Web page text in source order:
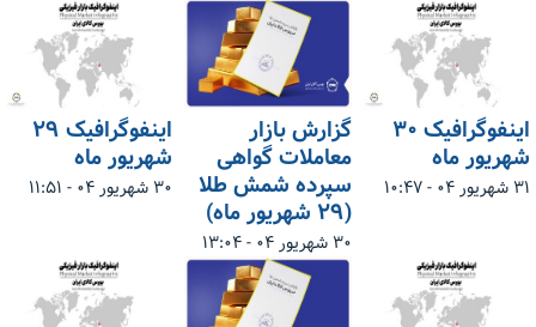
اینفوگرافیک ۳۰
شهریور ماه
۳۱ شهریور ۰۴ - ۱۰:۴۷
گزارش بازار
معاملات گواهی
سپرده شمش طلا
(۲۹ شهریور ماه)
۳۰ شهریور ۰۴ - ۱۳:۰۴
اینفوگرافیک ۲۹
شهریور ماه
۳۰ شهریور ۰۴ - ۱۱:۵۱